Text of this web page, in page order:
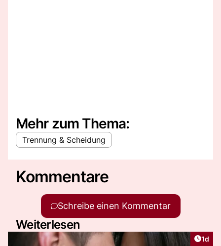
Mehr zum Thema:
Trennung & Scheidung
Kommentare
Schreibe einen Kommentar
Weiterlesen
1d